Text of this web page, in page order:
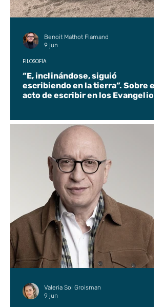
“E, inclinándose, siguió
escribiendo en la tierra”. Sobre el
acto de escribir en los Evangelios.
FILOSOFÍA
Benoit Mathot Flamand
9 jun
Valeria Sol Groisman
9 jun